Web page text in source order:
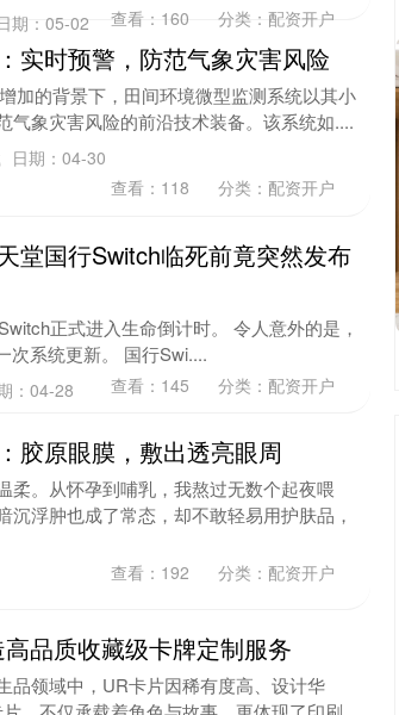
期：05-02 查看： 160 分类： 配资开户
实时预警，防范气象灾害风险
加的背景下，田间环境微型监测系统以其小
象灾害风险的前沿技术装备。该系统如....
日期：04-30
查看： 118 分类： 配资开户
堂国行Switch临死前竟突然发布
正式进入生命倒计时。 令人意外的是，
次系统更新。 国行Swi....
：04-28 查看： 145 分类： 配资开户
胶原眼膜，敷出透亮眼周
柔。从怀孕到哺乳，我熬过无数个起夜喂
浮肿也成了常态，却不敢轻易用护肤品，
查看： 192 分类： 配资开户
品质收藏级卡牌定制服务
品领域中，UR卡片因稀有度高、设计华